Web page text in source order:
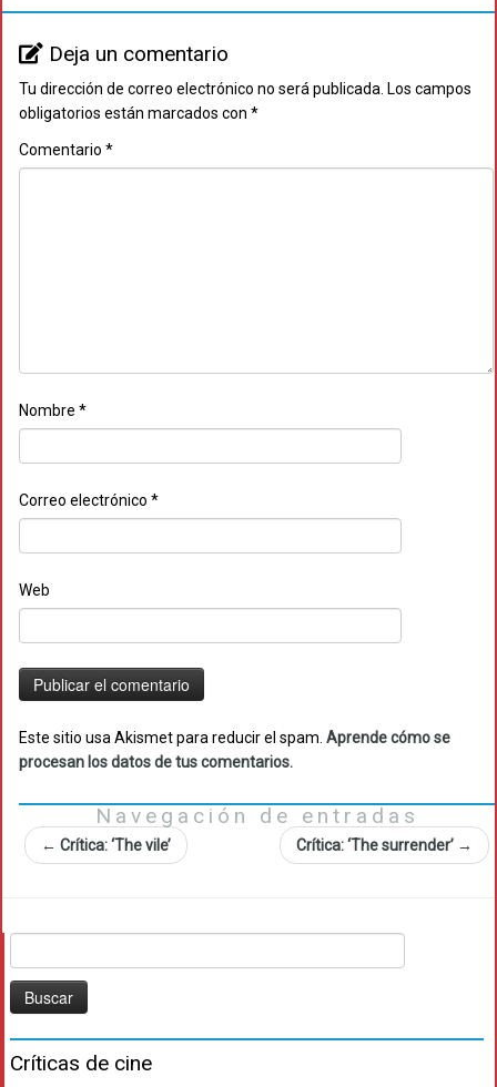
Deja un comentario
Tu dirección de correo electrónico no será publicada. Los campos
obligatorios están marcados con *
Comentario *
Nombre *
Correo electrónico *
Web
Este sitio usa Akismet para reducir el spam. Aprende cómo se
procesan los datos de tus comentarios.
Navegación de entradas
← Crítica: ‘The vile’ Crítica: ‘The surrender’ →
Críticas de cine